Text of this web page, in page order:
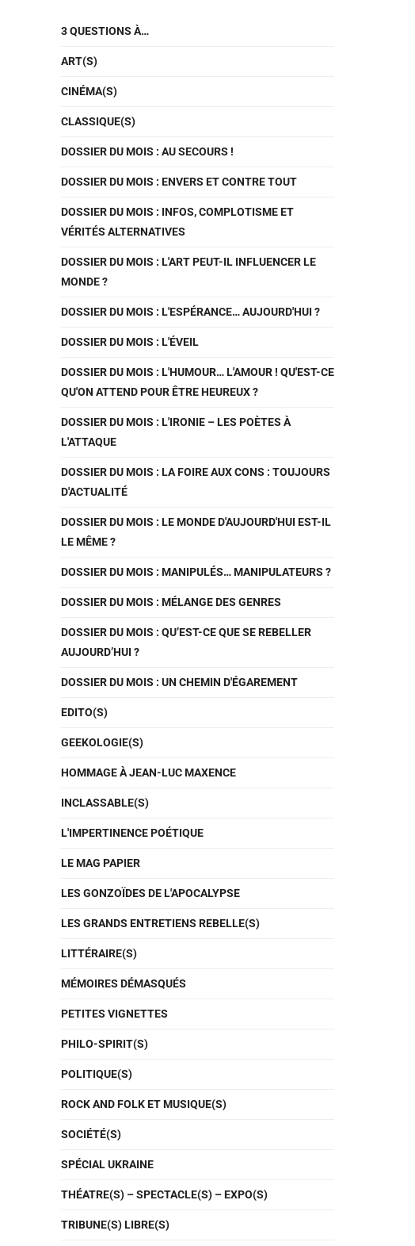
3 QUESTIONS À…
ART(S)
CINÉMA(S)
CLASSIQUE(S)
DOSSIER DU MOIS : AU SECOURS !
DOSSIER DU MOIS : ENVERS ET CONTRE TOUT
DOSSIER DU MOIS : INFOS, COMPLOTISME ET
VÉRITÉS ALTERNATIVES
DOSSIER DU MOIS : L'ART PEUT-IL INFLUENCER LE
MONDE ?
DOSSIER DU MOIS : L'ESPÉRANCE… AUJOURD'HUI ?
DOSSIER DU MOIS : L'ÉVEIL
DOSSIER DU MOIS : L'HUMOUR… L'AMOUR ! QU'EST-CE
QU'ON ATTEND POUR ÊTRE HEUREUX ?
DOSSIER DU MOIS : L'IRONIE – LES POÈTES À
L'ATTAQUE
DOSSIER DU MOIS : LA FOIRE AUX CONS : TOUJOURS
D'ACTUALITÉ
DOSSIER DU MOIS : LE MONDE D'AUJOURD'HUI EST-IL
LE MÊME ?
DOSSIER DU MOIS : MANIPULÉS… MANIPULATEURS ?
DOSSIER DU MOIS : MÉLANGE DES GENRES
DOSSIER DU MOIS : QU’EST-CE QUE SE REBELLER
AUJOURD’HUI ?
DOSSIER DU MOIS : UN CHEMIN D'ÉGAREMENT
EDITO(S)
GEEKOLOGIE(S)
HOMMAGE À JEAN-LUC MAXENCE
INCLASSABLE(S)
L'IMPERTINENCE POÉTIQUE
LE MAG PAPIER
LES GONZOÏDES DE L'APOCALYPSE
LES GRANDS ENTRETIENS REBELLE(S)
LITTÉRAIRE(S)
MÉMOIRES DÉMASQUÉS
PETITES VIGNETTES
PHILO-SPIRIT(S)
POLITIQUE(S)
ROCK AND FOLK ET MUSIQUE(S)
SOCIÉTÉ(S)
SPÉCIAL UKRAINE
THÉATRE(S) – SPECTACLE(S) – EXPO(S)
TRIBUNE(S) LIBRE(S)